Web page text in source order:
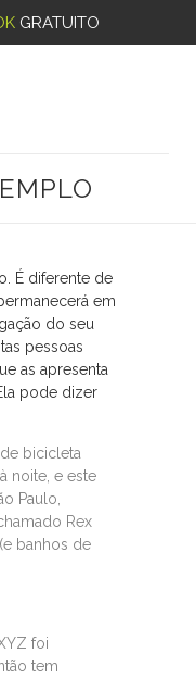
GRATUITO
É diferente de
em
do seu
pessoas
as apresenta
pode dizer
bicicleta
noite, e este
Paulo,
Rex
banhos de
foi
tem